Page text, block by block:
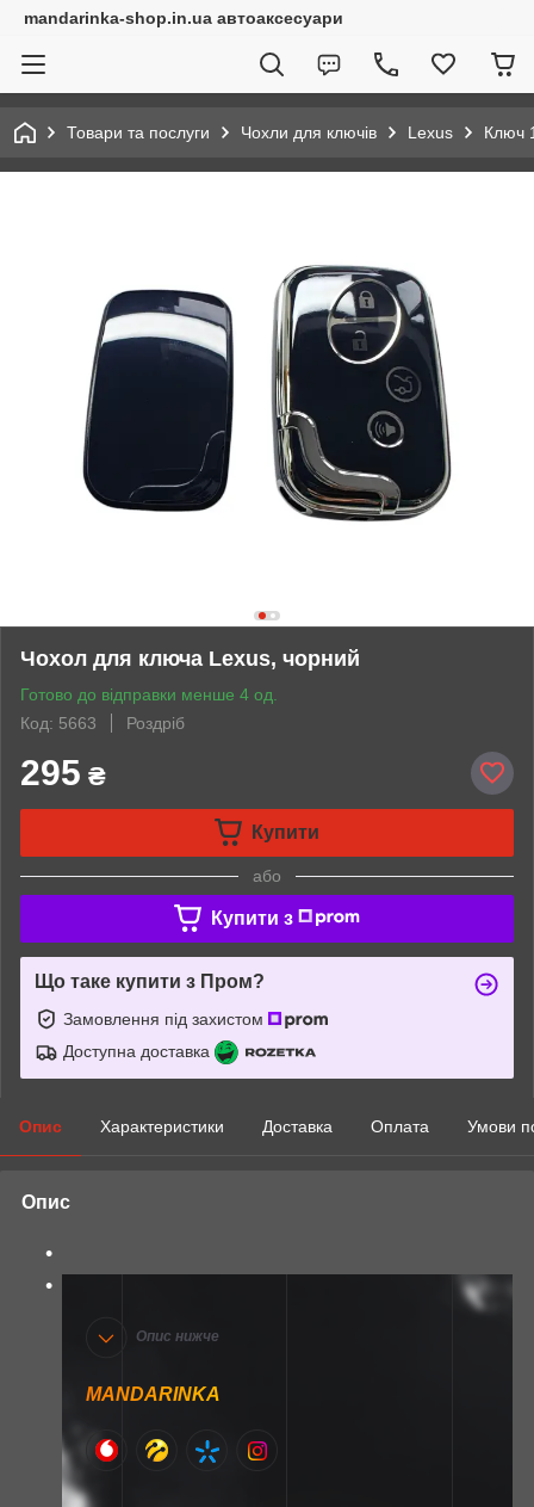
mandarinka-shop.in.ua автоаксесуари
Товари та послуги Чохли для ключів Lexus Ключ
Чохол для ключа Lexus, чорний
Готово до відправки менше 4 од.
Код: 5663
Роздріб
295 ₴
Купити
або
Купити з
Що таке купити з Пром?
Замовлення під захистом
Доступна доставка
Опис Характеристики Доставка Оплата Умови
Опис
Опис нижче
MANDARINKA